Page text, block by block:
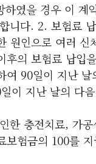
였을 경우 이
니다. 2. 보험료
원인으로 여러
후의 보험료 납입
여 90일이 지난
이 지난 날의 다
한 충전치료, 가
보험금의 100를